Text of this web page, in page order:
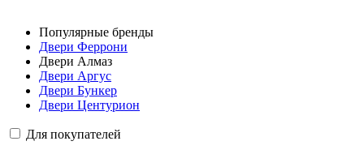
Популярные бренды
Двери Феррони
Двери Алмаз
Двери Аргус
Двери Бункер
Двери Центурион
Для покупателей